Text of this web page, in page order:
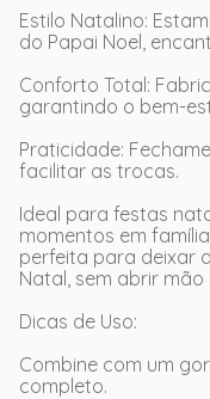
Estilo Natalino:
do Papai Noel,
Conforto Total:
garantindo o bem-
Praticidade:
facilitar as trocas.
Ideal para festas
momentos em
perfeita para deixar
Natal, sem abrir
Dicas de Uso:
Combine com um
completo.